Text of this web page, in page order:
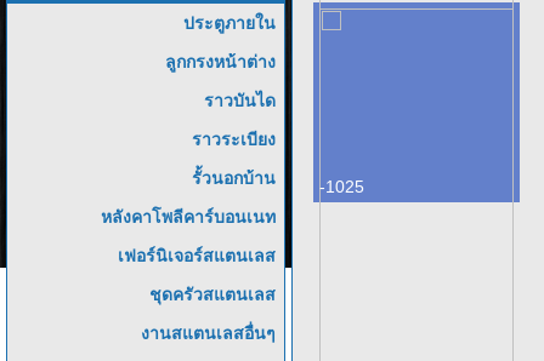
ประตูภายใน
ลูกกรงหน้าต่าง
ราวบันได
ราวระเบียง
รั้วนอกบ้าน
หลังคาโพลีคาร์บอนเนท
เฟอร์นิเจอร์สแตนเลส
ชุดครัวสแตนเลส
งานสแตนเลสอื่นๆ
-1025